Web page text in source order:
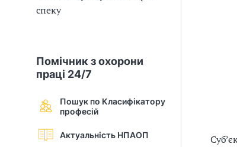
спеку
Помічник з охорони
праці 24/7
Пошук по Класифікатору
професій
Актуальність НПАОП